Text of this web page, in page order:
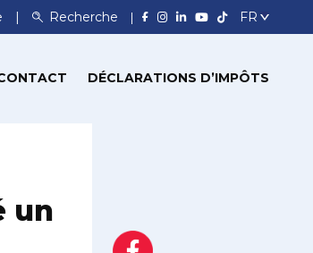
Recherche
DÉCLARATIONS D’IMPÔTS
un